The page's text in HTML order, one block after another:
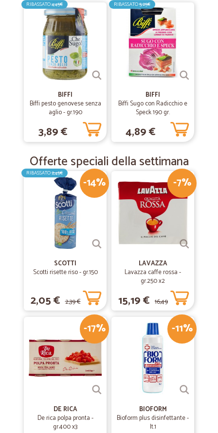
RIBASSATO4,45€
BIFFI
Biffi pesto genovese senza
aglio - gr.190
3,89 €
RIBASSATO5,25€
BIFFI
Biffi Sugo con Radicchio e
Speck 190 gr.
4,89 €
Offerte speciali della settimana
-14%
RIBASSATO2,45€
SCOTTI
Scotti risette riso - gr.150
2,05 € 2,39 €
-7%
LAVAZZA
Lavazza caffe rossa -
gr.250 x2
15,19 € 16,49
-17%
DE RICA
De rica polpa pronta -
gr.400 x3
-11%
BIOFORM
Bioform plus disinfettante -
lt.1